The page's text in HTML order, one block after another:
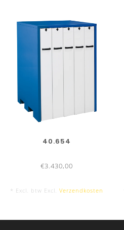
40.654
€3.430,00
* Excl. btw Excl. Verzendkosten